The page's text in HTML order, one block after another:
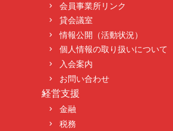
会員事業所リンク
貸会議室
情報公開（活動状況）
個人情報の取り扱いについて
入会案内
お問い合わせ
経営支援
金融
税務